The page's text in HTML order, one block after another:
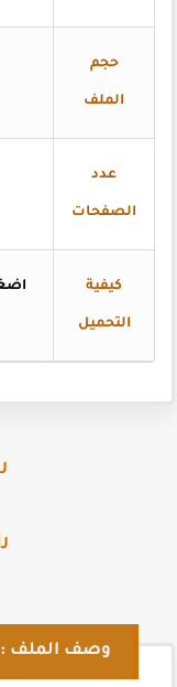
حجم
الملف
عدد
الصفحات
كيفية
التحميل
اضغط
وصف الملف :